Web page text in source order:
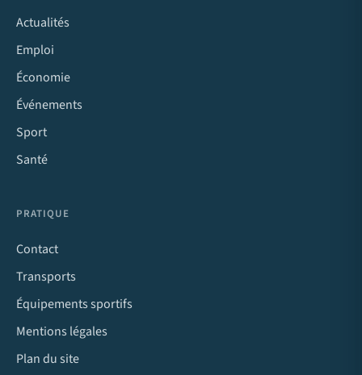
Actualités
Emploi
Économie
Événements
Sport
Santé
PRATIQUE
Contact
Transports
Équipements sportifs
Mentions légales
Plan du site